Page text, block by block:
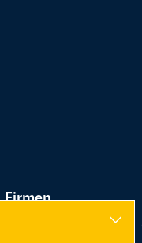
Firmen